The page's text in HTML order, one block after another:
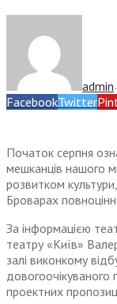
admin
FacebookTwitter
Початок серпня
мешканців нашого
розвитком
Броварах
За інформацією
театру «Київ»
залі виконкому
проектних